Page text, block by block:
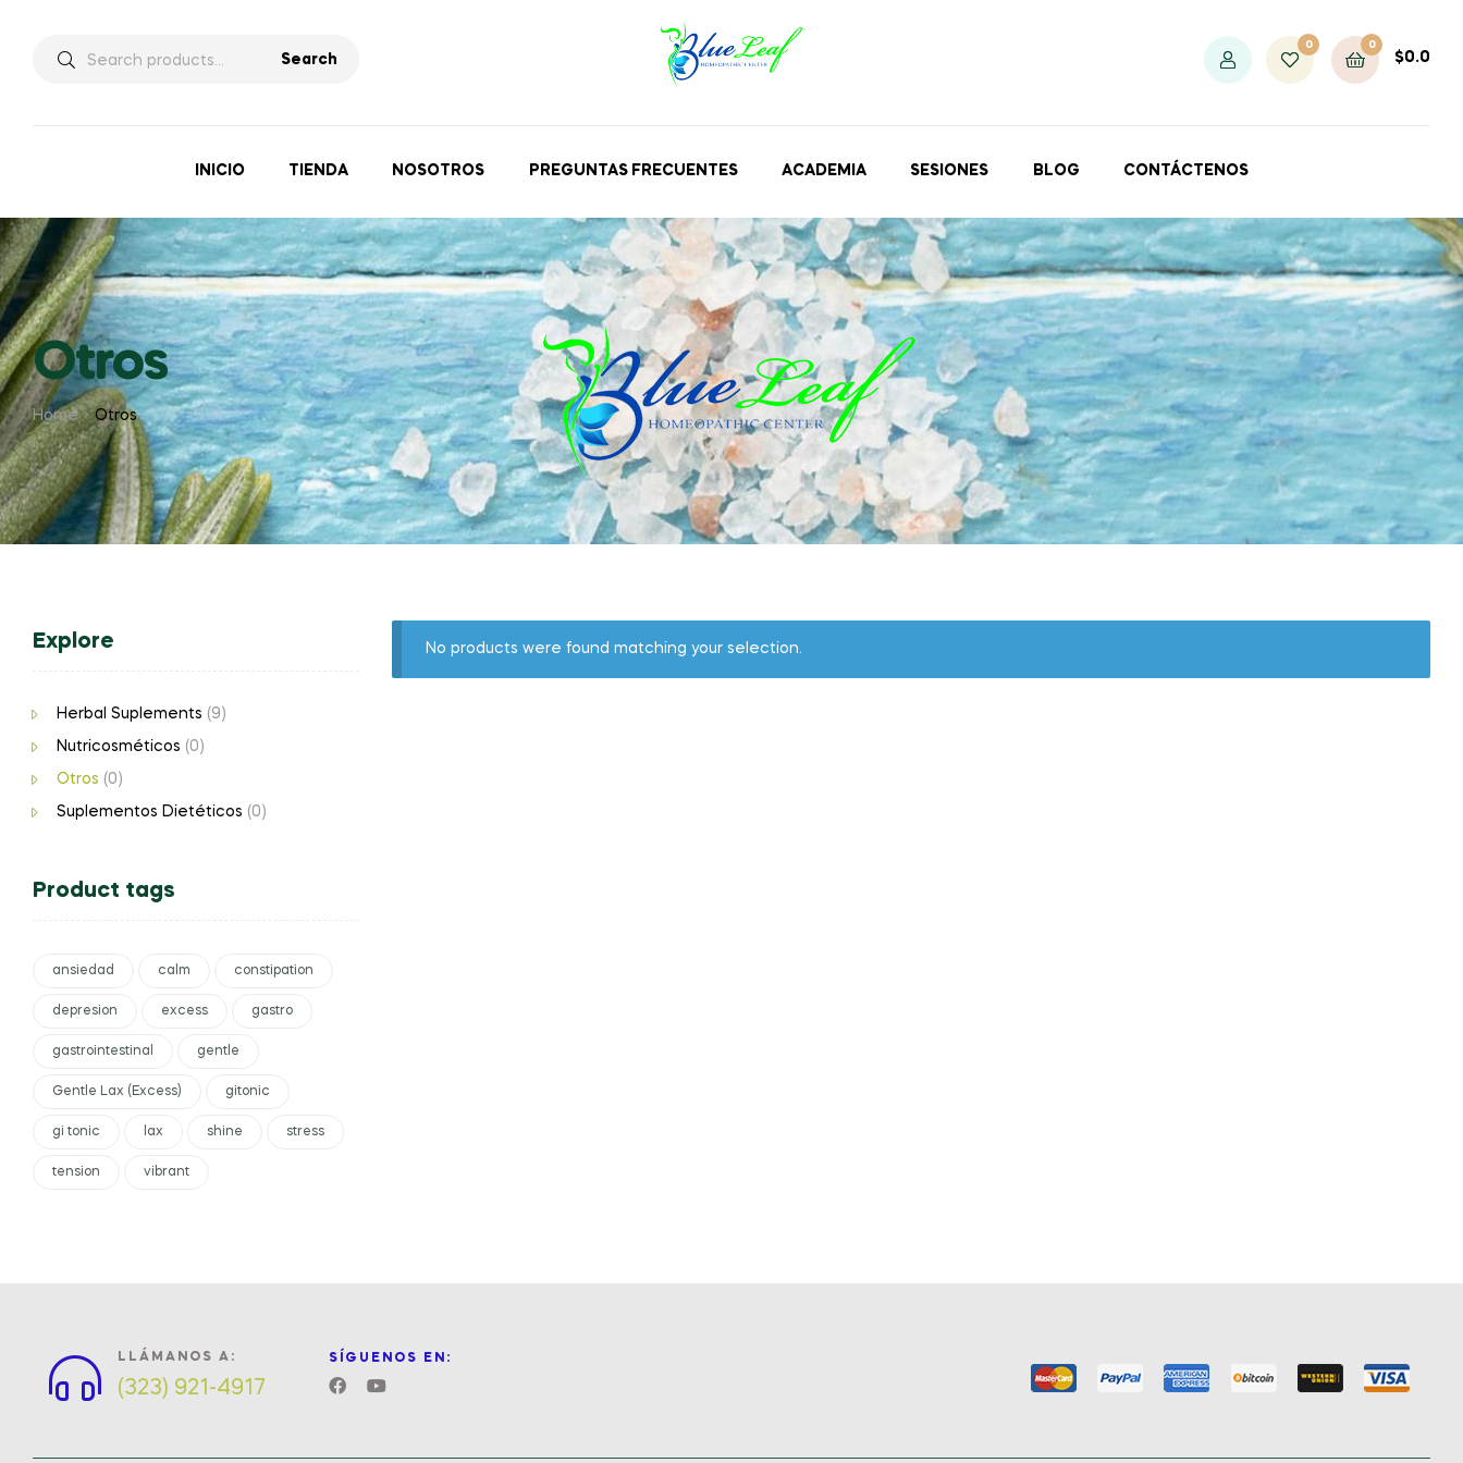
Search
0 0
$0.0
INICIO TIENDA NOSOTROS PREGUNTAS FRECUENTES ACADEMIA SESIONES BLOG CONTÁCTENOS
Otros
Home Otros
No products were found matching your selection.
Explore
Herbal Suplements (9)
Nutricosméticos (0)
Otros (0)
Suplementos Dietéticos (0)
Product tags
ansiedad calm constipation
depresion excess gastro
gastrointestinal gentle
Gentle Lax (Excess) gitonic
gi tonic lax shine stress
tension vibrant
LLÁMANOS A:
(323) 921-4917
SÍGUENOS EN: